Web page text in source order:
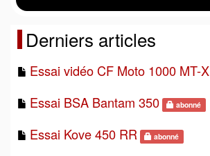
Derniers articles
Essai vidéo CF Moto 1000 MT-X
Essai BSA Bantam 350
abonné
Essai Kove 450 RR abonné